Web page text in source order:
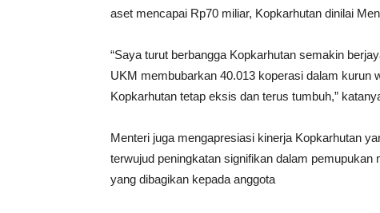
aset mencapai Rp70 miliar, Kopkarhutan dinilai
“Saya turut berbangga Kopkarhutan semakin
UKM membubarkan 40.013 koperasi dalam kurun
Kopkarhutan tetap eksis dan terus tumbuh,”
Menteri juga mengapresiasi kinerja Kopkarhutan
terwujud peningkatan signifikan dalam
yang dibagikan kepada anggota